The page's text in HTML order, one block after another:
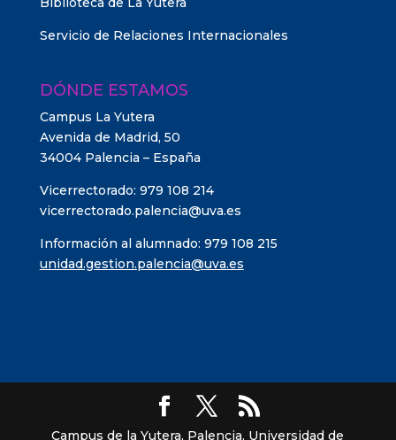
Servicio de Relaciones Internacionales
DÓNDE ESTAMOS
Campus La Yutera
Avenida de Madrid, 50
34004 Palencia – España
Vicerrectorado: 979 108 214
vicerrectorado.palencia@uva.es
Información al alumnado: 979 108 215
unidad.gestion.palencia@uva.es
Campus de la Yutera, Palencia. Universidad de